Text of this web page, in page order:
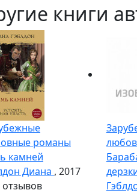
книги
романы
камней
Диана , 2017
отзывов